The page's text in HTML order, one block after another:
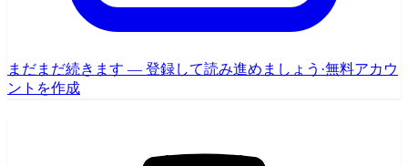
まだまだ続きます — 登録して読み進めましょう ·無料アカウ
ントを作成